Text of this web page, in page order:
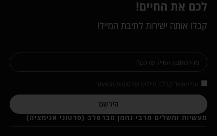
לכם את החיים!
קבלו אותה ישירות לתיבת המייל!
הירשם
מעשיות ומשלים מרבי נחמן מברסלב (סרטוני אנימציה)